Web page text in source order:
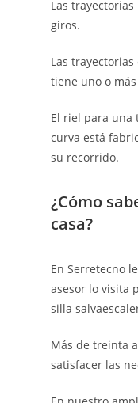
Las
giros.
Las
tiene uno o
El riel para una
curva está
su recorrido.
¿Cómo
casa?
En Serretecno
asesor lo visita
silla
Más de treinta
satisfacer las